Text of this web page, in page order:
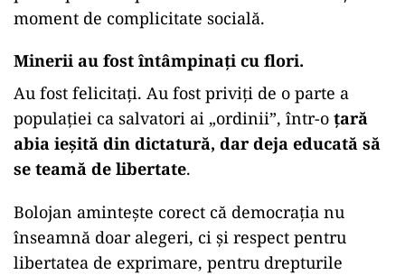
moment de complicitate socială.
Minerii au fost întâmpinați cu flori.
Au fost felicitați. Au fost priviți de o parte a
populației ca salvatori ai „ordinii”, într-o țară
abia ieșită din dictatură, dar deja educată să
se teamă de libertate.
Bolojan amintește corect că democraţia nu
înseamnă doar alegeri, ci și respect pentru
libertatea de exprimare, pentru drepturile